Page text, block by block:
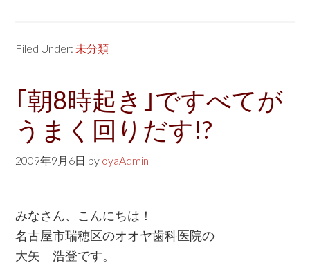
Filed Under: 未分類
｢朝8時起き｣ですべてが
うまく回りだす!?
2009年9月6日 by oyaAdmin
みなさん、こんにちは！
名古屋市瑞穂区のオオヤ歯科医院の
大矢 浩登です。